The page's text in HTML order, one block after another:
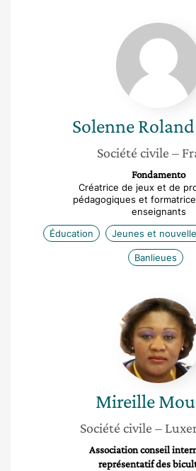
Solenne
Roland-
Riché
Solenne
Société civile –
Fondamento
Créatrice de jeux et de
pédagogiques et
enseignants
Éducation
Jeunes et
Banlieues
Mireille
Mouéllé
Mireille
Société civile –
Association conseil
représentatif des